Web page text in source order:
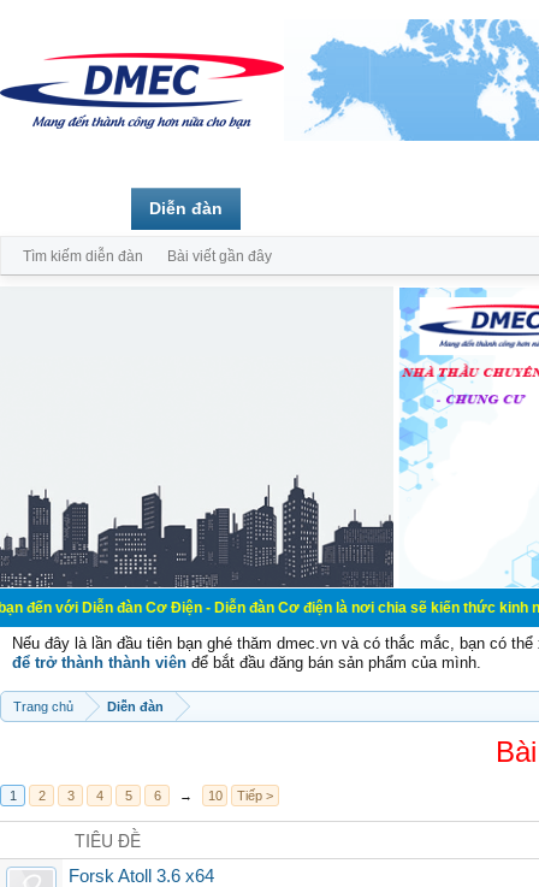
đàn Cơ Điện - Diễn đàn Cơ điện là nơi chia sẽ kiến thức kinh nghiệm
Nếu đây là lần đầu tiên bạn ghé thăm dmec.vn và có thắc mắc, bạn có
để trở thành thành viên để bắt đầu đăng bán sản phẩm của mình.
Trang chủ Diễn đàn
1 2 3 4 5 6 → 10 Tiếp >
TIÊU ĐỀ
Forsk Atoll 3.6 x64
Diễn đàn
Tìm kiếm diễn đàn Bài viết gần đây